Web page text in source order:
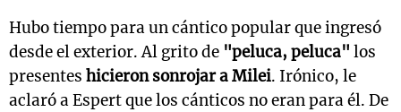
Hubo tiempo para un cántico popular que ingresó
desde el exterior. Al grito de "peluca, peluca" los
presentes hicieron sonrojar a Milei. Irónico, le
aclaró a Espert que los cánticos no eran para él. De